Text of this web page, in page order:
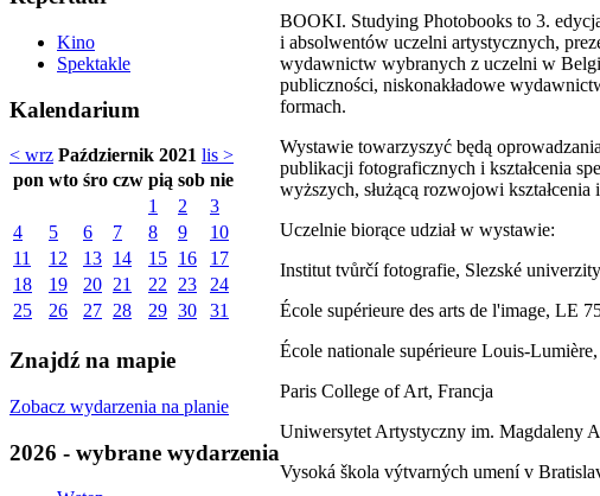
Kino
Spektakle
Kalendarium
< wrz Październik 2021 lis >
pon wto śro czw pią sob nie
1
2
3
4
5 6 7 8 9
10
11
12 13 14 15 16
17
18
19 20 21 22 23
24
25
26 27 28 29 30 31
Znajdź na mapie
Zobacz wydarzenia na planie
2026 - wybrane wydarzenia
BOOKI. Studying Photobooks to 3.
i absolwentów uczelni artystycznych,
wydawnictw wybranych z uczelni w
publiczności, niskonakładowe
formach.
Wystawie towarzyszyć będą
publikacji fotograficznych i kształcenia
wyższych, służącą rozwojowi
Uczelnie biorące udział w wystawie:
Institut tvůrčí fotografie, Slezské
École supérieure des arts de l'image, LE
École nationale supérieure Louis-
Paris College of Art, Francja
Uniwersytet Artystyczny im. Magdaleny
Vysoká škola výtvarných umení v